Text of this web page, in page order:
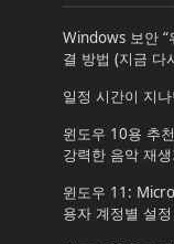
Windows 보안 “
결 방법 (지금 다
일정 시간이 지
윈도우 10용 추
강력한 음악 재생
윈도우 11:
용자 계정별 설